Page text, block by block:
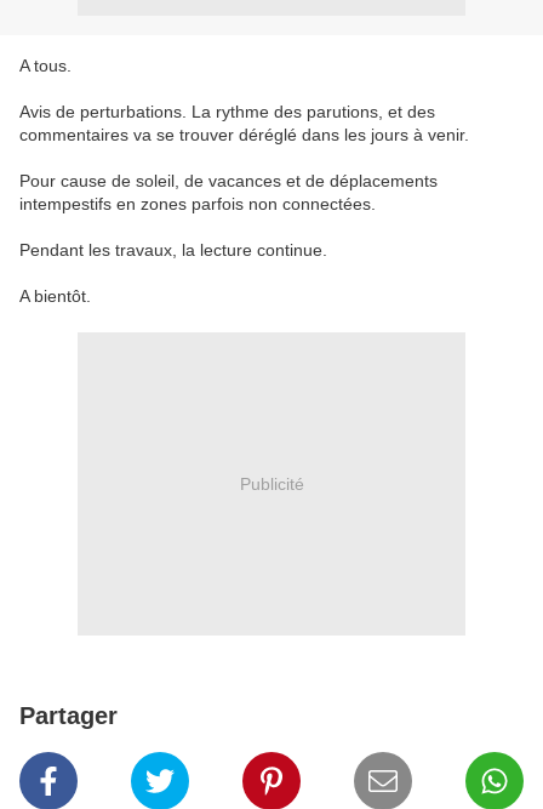
A tous.
Avis de perturbations. La rythme des parutions, et des
commentaires va se trouver déréglé dans les jours à venir.
Pour cause de soleil, de vacances et de déplacements
intempestifs en zones parfois non connectées.
Pendant les travaux, la lecture continue.
A bientôt.
Publicité
Partager